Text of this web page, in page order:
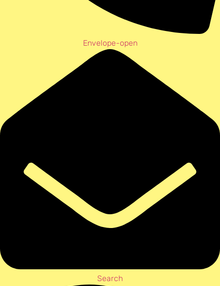
Envelope-open
Search